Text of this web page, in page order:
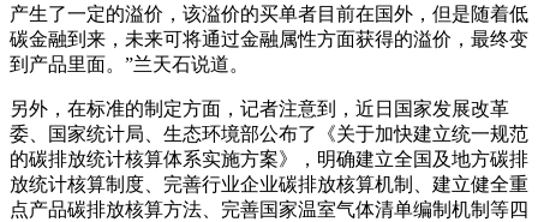
产生了一定的溢价，该溢价的买单者目前在国外，但是随着低
碳金融到来，未来可将通过金融属性方面获得的溢价，最终变
到产品里面。”兰天石说道。
另外，在标准的制定方面，记者注意到，近日国家发展改革
委、国家统计局、生态环境部公布了《关于加快建立统一规范
的碳排放统计核算体系实施方案》，明确建立全国及地方碳排
放统计核算制度、完善行业企业碳排放核算机制、建立健全重
点产品碳排放核算方法、完善国家温室气体清单编制机制等四